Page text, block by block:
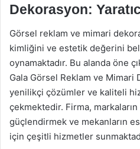
Dekorasyon:
Görsel reklam ve mimari
kimliğini ve estetik değerini
oynamaktadır. Bu alanda öne
Gala Görsel Reklam ve Mimari
yenilikçi çözümler ve kaliteli
çekmektedir. Firma,
güçlendirmek ve mekanların
için çeşitli hizmetler